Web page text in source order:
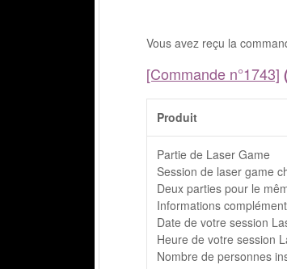
Vous avez reçu la
[Commande n°1743]
Produit
Partie de Laser Game
Session de laser game
Deux parties pour le
Informations
Date de votre session
Heure de votre session
Nombre de personnes